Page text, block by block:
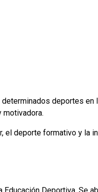
deportes en
motivadora.
el deporte formativo y la
Deportiva. Se